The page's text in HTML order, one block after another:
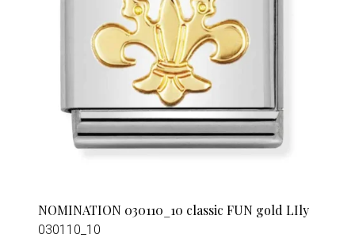
NOMINATION 030110_10 classic FUN gold LIly
030110_10